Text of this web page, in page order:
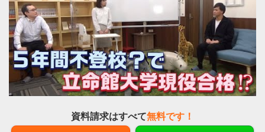
資料請求はすべて無料です！